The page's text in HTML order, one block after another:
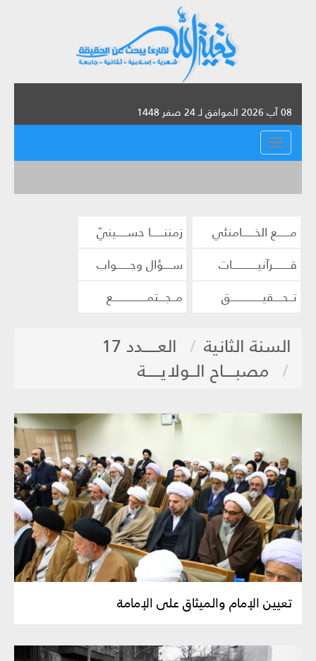
08 آب 2026 الموافق لـ 24 صفر 1448
القائمة
مــــــع الخــــــامنئي
زمننــــــا حســـــينيّ
قــــــــرآنيــــــــــــات
ســــؤال وجــــــواب
تــحــــقيـــــــــــــــق
مــجـــتمــــــــــــــــع
السنة الثانية
العـــــدد 17
مصبــــاح الــولايـــــة
تعيين الإمام والميثاق على الإمامة